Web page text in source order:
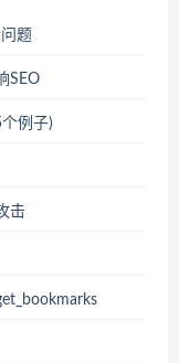
题
SEO
例子)
击